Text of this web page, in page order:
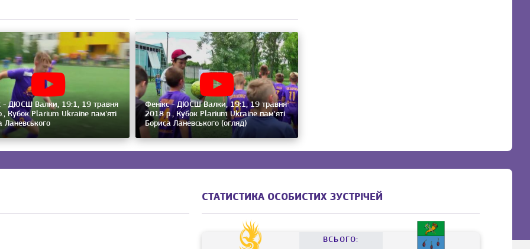
- ДЮСШ Валки, 19:1, 19 травня
Кубок Plarium Ukraine пам'яті
Ланевського
Фенікс - ДЮСШ Валки, 19:1, 19 травня
2018 р., Кубок Plarium Ukraine пам'яті
Бориса Ланевського (огляд)
СТАТИСТИКА ОСОБИСТИХ ЗУСТРІЧЕЙ
ВСЬОГО: